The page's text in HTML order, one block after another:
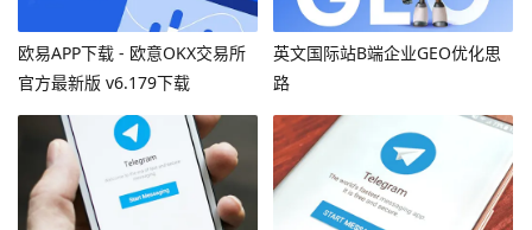
欧易APP下载 - 欧意OKX交易所
官方最新版 v6.179下载
英文国际站B端企业GEO优化思
路